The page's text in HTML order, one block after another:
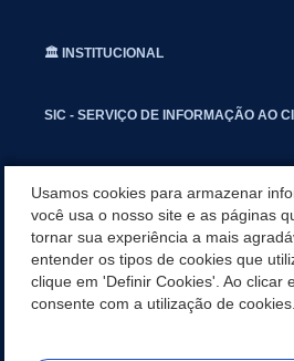
🏛️ INSTITUCIONAL
SIC - SERVIÇO DE INFORMAÇÃO AO
INSTAGRAN
📱🩺 SAUDE CONECTADA
Usamos cookies para armazenar
você usa o nosso site e as páginas
tornar sua experiência a mais
entender os tipos de cookies que
clique em 'Definir Cookies'. Ao clicar
consente com a utilização de cookies.